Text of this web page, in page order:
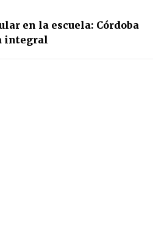
en la escuela: Córdoba
integral